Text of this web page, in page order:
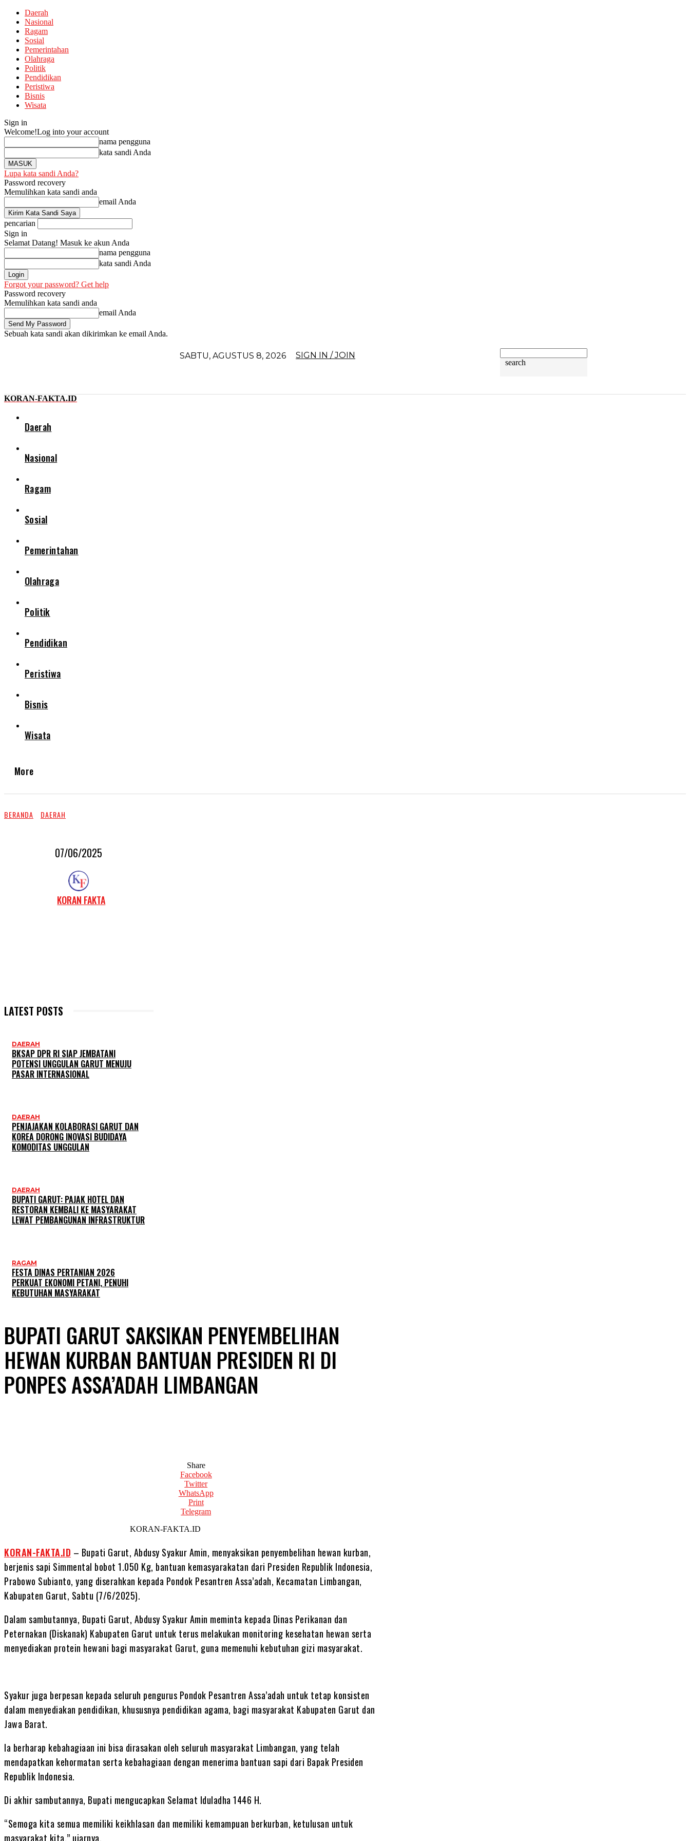
Daerah
Nasional
Ragam
Sosial
Pemerintahan
Olahraga
Politik
Pendidikan
Peristiwa
Bisnis
Wisata
Sign in
Welcome!Log into your account
nama pengguna
kata sandi Anda
Lupa kata sandi Anda?
Password recovery
Memulihkan kata sandi anda
email Anda
pencarian
Sign in
Selamat Datang! Masuk ke akun Anda
nama pengguna
kata sandi Anda
Forgot your password? Get help
Password recovery
Memulihkan kata sandi anda
email Anda
Sebuah kata sandi akan dikirimkan ke email Anda.
SABTU, AGUSTUS 8, 2026 SIGN IN / JOIN
search
KORAN-FAKTA.ID
Daerah
Nasional
Ragam
Sosial
Pemerintahan
Olahraga
Politik
Pendidikan
Peristiwa
Bisnis
Wisata
More
BERANDA DAERAH
07/06/2025
KORAN FAKTA
LATEST POSTS
DAERAH
BKSAP DPR RI SIAP JEMBATANI
POTENSI UNGGULAN GARUT MENUJU
PASAR INTERNASIONAL
DAERAH
PENJAJAKAN KOLABORASI GARUT DAN
KOREA DORONG INOVASI BUDIDAYA
KOMODITAS UNGGULAN
DAERAH
BUPATI GARUT: PAJAK HOTEL DAN
RESTORAN KEMBALI KE MASYARAKAT
LEWAT PEMBANGUNAN INFRASTRUKTUR
RAGAM
FESTA DINAS PERTANIAN 2026
PERKUAT EKONOMI PETANI, PENUHI
KEBUTUHAN MASYARAKAT
BUPATI GARUT SAKSIKAN PENYEMBELIHAN
HEWAN KURBAN BANTUAN PRESIDEN RI DI
PONPES ASSA’ADAH LIMBANGAN
Share
Facebook
Twitter
WhatsApp
Print
Telegram
KORAN-FAKTA.ID
KORAN-FAKTA.ID – Bupati Garut, Abdusy Syakur Amin, menyaksikan penyembelihan hewan kurban,
berjenis sapi Simmental bobot 1.050 Kg, bantuan kemasyarakatan dari Presiden Republik Indonesia,
Prabowo Subianto, yang diserahkan kepada Pondok Pesantren Assa’adah, Kecamatan Limbangan,
Kabupaten Garut, Sabtu (7/6/2025).
Dalam sambutannya, Bupati Garut, Abdusy Syakur Amin meminta kepada Dinas Perikanan dan
Peternakan (Diskanak) Kabupaten Garut untuk terus melakukan monitoring kesehatan hewan serta
menyediakan protein hewani bagi masyarakat Garut, guna memenuhi kebutuhan gizi masyarakat.
Syakur juga berpesan kepada seluruh pengurus Pondok Pesantren Assa’adah untuk tetap konsisten
dalam menyediakan pendidikan, khususnya pendidikan agama, bagi masyarakat Kabupaten Garut dan
Jawa Barat.
Ia berharap kebahagiaan ini bisa dirasakan oleh seluruh masyarakat Limbangan, yang telah
mendapatkan kehormatan serta kebahagiaan dengan menerima bantuan sapi dari Bapak Presiden
Republik Indonesia.
Di akhir sambutannya, Bupati mengucapkan Selamat Iduladha 1446 H.
“Semoga kita semua memiliki keikhlasan dan memiliki kemampuan berkurban, ketulusan untuk
masyarakat kita,” ujarnya.